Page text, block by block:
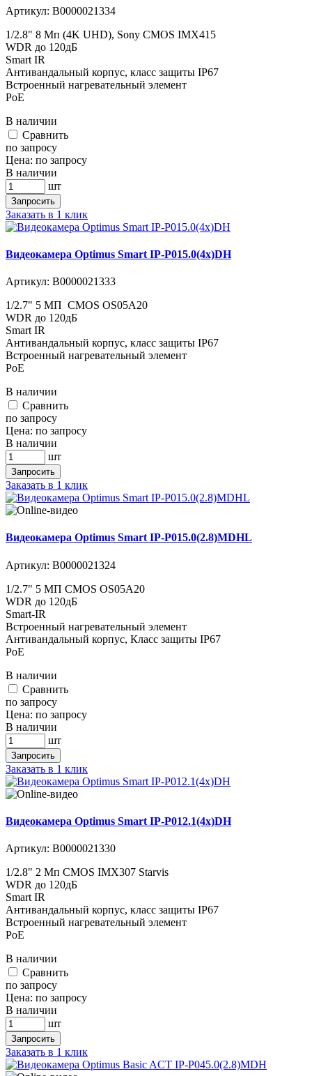
Артикул: В0000021334
1/2.8" 8 Мп (4K UHD), Sony CMOS IMX415
WDR до 120дБ
Smart IR
Антивандальный корпус, класс защиты IР67
Встроенный нагревательный элемент
PoE
В наличии
Cравнить
по запросу
Цена: по запросу
В наличии
шт
Запросить
Заказать в 1 клик
Видеокамера Optimus Smart IP-P015.0(4x)DH
Артикул: В0000021333
1/2.7" 5 МП CMOS OS05A20
WDR до 120дБ
Smart IR
Антивандальный корпус, класс защиты IР67
Встроенный нагревательный элемент
PoE
В наличии
Cравнить
по запросу
Цена: по запросу
В наличии
шт
Запросить
Заказать в 1 клик
Видеокамера Optimus Smart IP-P015.0(2.8)MDHL
Артикул: В0000021324
1/2.7" 5 МП CMOS OS05A20
WDR до 120дБ
Smart-IR
Встроенный нагревательный элемент
Антивандальный корпус, Класс защиты IР67
PoE
В наличии
Cравнить
по запросу
Цена: по запросу
В наличии
шт
Запросить
Заказать в 1 клик
Видеокамера Optimus Smart IP-P012.1(4x)DH
Артикул: В0000021330
1/2.8" 2 Мп CMOS IMX307 Starvis
WDR до 120дБ
Smart IR
Антивандальный корпус, класс защиты IР67
Встроенный нагревательный элемент
PoE
В наличии
Cравнить
по запросу
Цена: по запросу
В наличии
шт
Запросить
Заказать в 1 клик